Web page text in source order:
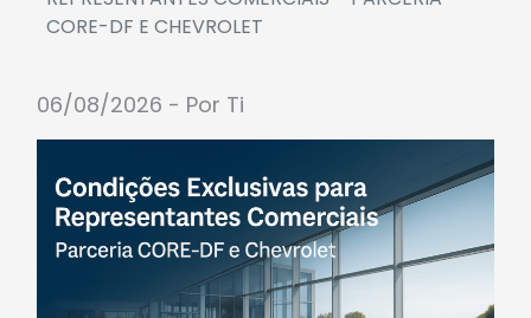
CORE-DF E CHEVROLET
06/08/2026 - Por Ti